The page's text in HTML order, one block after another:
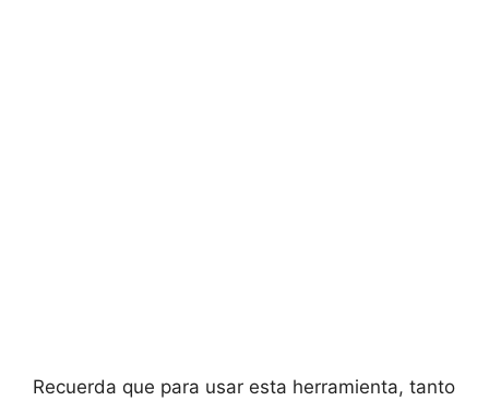
Recuerda que para usar esta herramienta, tanto